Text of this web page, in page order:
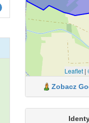
Leaflet|
Zobacz